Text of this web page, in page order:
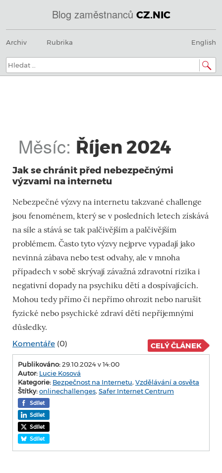
Blog zaměstnanců CZ.NIC
@
IN
SOA
nic.cz.
Menu
na
Archiv Rubrika English
Hledat:
Měsíc: Říjen 2024
Jak se chránit před nebezpečnými
výzvami na internetu
Nebezpečné výzvy na internetu takzvané challenge
jsou fenoménem, který se v posledních letech získává
na síle a stává se tak palčivějším a palčivějším
problémem. Často tyto výzvy nejprve vypadají jako
nevinná zábava nebo test odvahy, ale v mnoha
případech v sobě skrývají závažná zdravotní rizika i
negativní dopady na psychiku dětí a dospívajících.
Mohou tedy přímo či nepřímo ohrozit nebo narušit
fyzické nebo psychické zdraví dětí nepříjemnými
důsledky.
Komentáře (0) CELÝ ČLÁNEK
Publikováno:29.10.2024 v 14:00
Autor: Lucie Kosová
Kategorie: Bezpečnost na Internetu, Vzdělávání a osvěta
Štítky:onlinechallenges, Safer Internet Centrum
Sdílet
Sdílet
Sdílet
Sdílet